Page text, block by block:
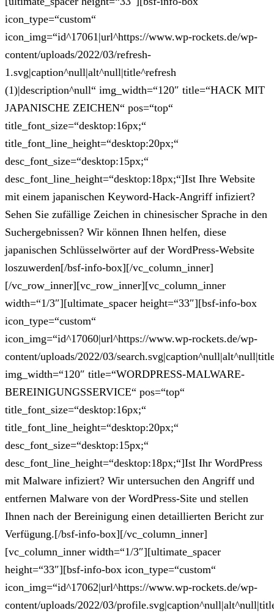
icon_type=“custom“
icon_img=“id^17061|url^https://www.wp-rockets.de/wp-
content/uploads/2022/03/refresh-
1.svg|caption^null|alt^null|title^refresh
(1)|description^null“ img_width=“120″ title=“HACK MIT
JAPANISCHE ZEICHEN“ pos=“top“
title_font_size=“desktop:16px;“
title_font_line_height=“desktop:20px;“
desc_font_size=“desktop:15px;“
desc_font_line_height=“desktop:18px;“]Ist Ihre Website
mit einem japanischen Keyword-Hack-Angriff infiziert?
Sehen Sie zufällige Zeichen in chinesischer Sprache in den
Suchergebnissen? Wir können Ihnen helfen, diese
japanischen Schlüsselwörter auf der WordPress-Website
loszuwerden[/bsf-info-box][/vc_column_inner]
[/vc_row_inner][vc_row_inner][vc_column_inner
width=“1/3″][ultimate_spacer height=“33″][bsf-info-box
icon_type=“custom“
icon_img=“id^17060|url^https://www.wp-rockets.de/wp-
content/uploads/2022/03/
img_width=“120″ title=“WORDPRESS-MALWARE-
BEREINIGUNGSSERVICE“ pos=“top“
title_font_size=“desktop:16px;“
title_font_line_height=“desktop:20px;“
desc_font_size=“desktop:15px;“
desc_font_line_height=“desktop:18px;“]Ist Ihr WordPress
mit Malware infiziert? Wir untersuchen den Angriff und
entfernen Malware von der WordPress-Site und stellen
Ihnen nach der Bereinigung einen detaillierten Bericht zur
Verfügung.[/bsf-info-box][/vc_column_inner]
[vc_column_inner width=“1/3″][ultimate_spacer
height=“33″][bsf-info-box icon_type=“custom“
icon_img=“id^17062|url^https://www.wp-rockets.de/wp-
content/uploads/2022/03/